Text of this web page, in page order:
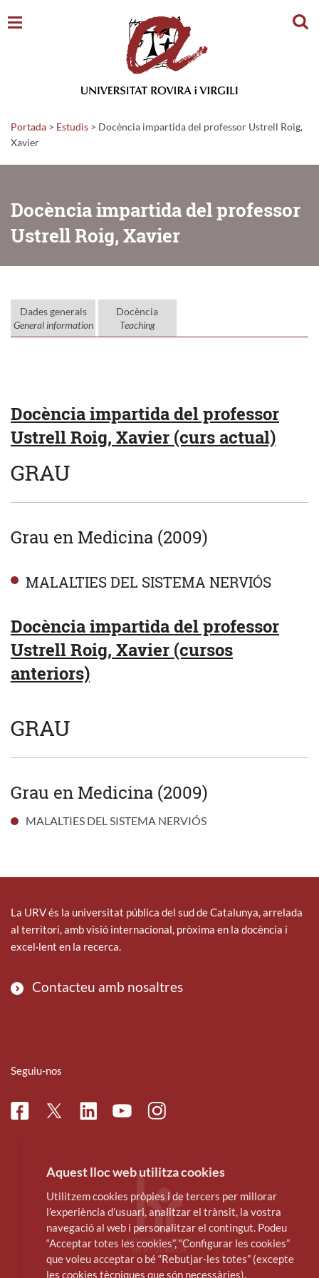
Portada > Estudis > Docència impartida del professor Ustrell Roig,
Xavier
Docència impartida del professor
Ustrell Roig, Xavier
Dades generals
General information
Docència
Teaching
Docència impartida del professor
Ustrell Roig, Xavier (curs actual)
GRAU
Grau en Medicina (2009)
MALALTIES DEL SISTEMA NERVIÓS
Docència impartida del professor
Ustrell Roig, Xavier (cursos
anteriors)
GRAU
Grau en Medicina (2009)
MALALTIES DEL SISTEMA NERVIÓS
La URV és la universitat pública del sud de Catalunya, arrelada
al territori, amb visió internacional, pròxima en la docència i
excel·lent en la recerca.
Contacteu amb nosaltres
Seguiu-nos
FacebookTwitterLinkedinYoutubeInstagram
Aquest lloc web utilitza cookies
Utilitzem cookies pròpies i de tercers per millorar
l’experiència d’usuari, analitzar el trànsit, la vostra
navegació al web i personalitzar el contingut. Podeu
“Acceptar totes les cookies”, “Configurar les cookies”
que voleu acceptar o bé “Rebutjar-les totes” (excepte
les cookies tècniques que són necessàries).